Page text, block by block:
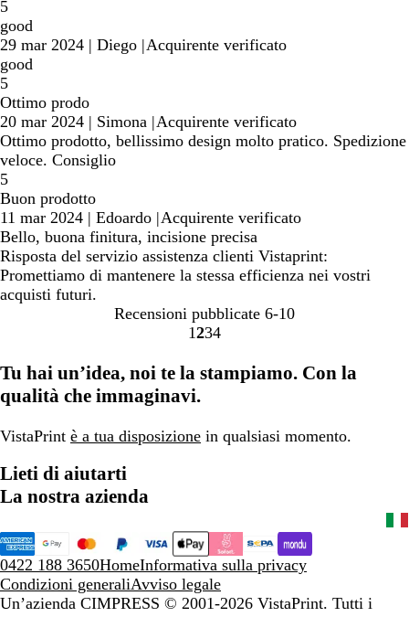
5
good
29 mar 2024 | Diego |Acquirente verificato
good
5
Ottimo prodo
20 mar 2024 | Simona |Acquirente verificato
Ottimo prodotto, bellissimo design molto pratico. Spedizione
veloce. Consiglio
5
Buon prodotto
11 mar 2024 | Edoardo |Acquirente verificato
Bello, buona finitura, incisione precisa
Risposta del servizio assistenza clienti Vistaprint:
Promettiamo di mantenere la stessa efficienza nei vostri
acquisti futuri.
Recensioni pubblicate 6-10
Vai
pagina
1 Vai
pagina
2Vai
pagina
3Vai
pagina
4
Tu hai un’idea, noi te la stampiamo. Con la
qualità che immaginavi.
VistaPrint è a tua disposizione in qualsiasi momento.
Lieti di aiutarti
La nostra azienda
0422 188 3650HomeInformativa sulla privacy
Condizioni generaliAvviso legale
Un’azienda CIMPRESS © 2001-2026 VistaPrint. Tutti i